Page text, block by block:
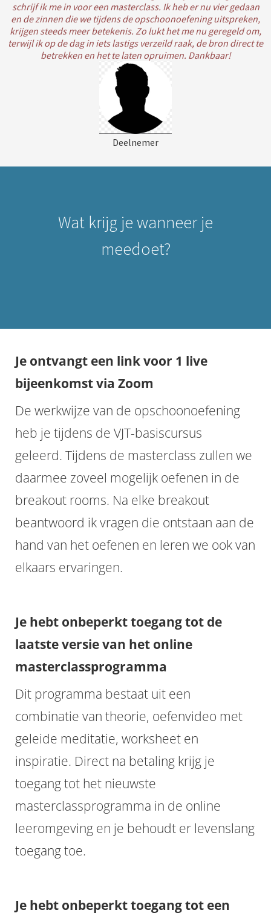
schrijf ik me in voor een masterclass. Ik heb er nu vier gedaan
en de zinnen die we tijdens de opschoonoefening uitspreken,
krijgen steeds meer betekenis. Zo lukt het me nu geregeld om,
terwijl ik op de dag in iets lastigs verzeild raak, de bron direct te
betrekken en het te laten opruimen. Dankbaar!
Deelnemer
Wat krijg je wanneer je
meedoet?
Je ontvangt een link voor 1 live
bijeenkomst via Zoom
De werkwijze van de opschoonoefening
heb je tijdens de VJT-basiscursus
geleerd. Tijdens de masterclass zullen we
daarmee zoveel mogelijk oefenen in de
breakout rooms. Na elke breakout
beantwoord ik vragen die ontstaan aan de
hand van het oefenen en leren we ook van
elkaars ervaringen.
Je hebt onbeperkt toegang tot de
laatste versie van het online
masterclassprogramma
Dit programma bestaat uit een
combinatie van theorie, oefenvideo met
geleide meditatie, worksheet en
inspiratie. Direct na betaling krijg je
toegang tot het nieuwste
masterclassprogramma in de online
leeromgeving en je behoudt er levenslang
toegang toe.
Je hebt onbeperkt toegang tot een